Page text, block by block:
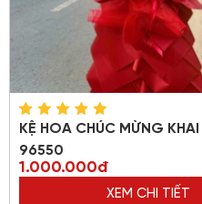
KỆ HOA CHÚC MỪNG
96550
1.000.000đ
XEM CHI TIẾT